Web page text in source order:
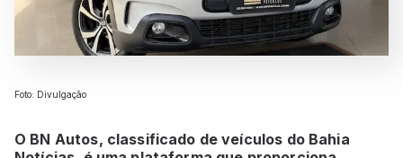
Foto: Divulgação
O BN Autos, classificado de veículos do Bahia